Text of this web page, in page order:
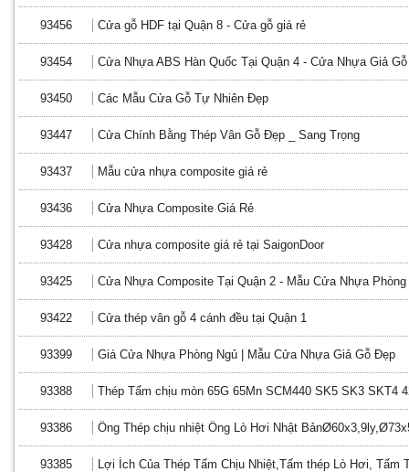
93456 Cửa gỗ HDF tại Quận 8 - Cửa gỗ giá rẻ
93454 Cửa Nhựa ABS Hàn Quốc Tại Quận 4 - Cửa Nhựa Giả
93450 Các Mẫu Cửa Gỗ Tự Nhiên Đẹp
93447 Cửa Chính Bằng Thép Vân Gỗ Đẹp _ Sang Trọng
93437 Mẫu cửa nhựa composite giá rẻ
93436 Cửa Nhựa Composite Giá Rẻ
93428 Cửa nhựa composite giá rẻ tại SaigonDoor
93425 Cửa Nhựa Composite Tại Quận 2 - Mẫu Cửa Nhựa Phòng
93422 Cửa thép vân gỗ 4 cánh đều tại Quận 1
93399 Giá Cửa Nhựa Phòng Ngủ | Mẫu Cửa Nhựa Giả Gỗ Đẹp
93388 Thép Tấm chịu mòn 65G 65Mn SCM440 SK5 SK3 SKT4
93386 Ống Thép chịu nhiệt Ống Lò Hơi Nhật
93385 Lợi Ích Của Thép Tấm Chịu Nhiệt,Tấm thép Lò Hơi, Tấm